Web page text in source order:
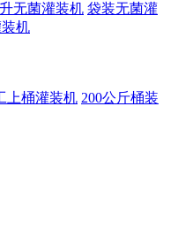
无菌灌装机 袋装无菌灌
机
上桶灌装机 200公斤桶装